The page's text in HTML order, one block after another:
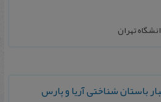
تهران
باستان شناختی آریا و پارس